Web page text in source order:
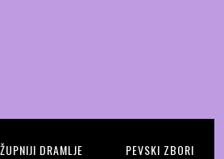
DRAMLJE PEVSKI ZBORI